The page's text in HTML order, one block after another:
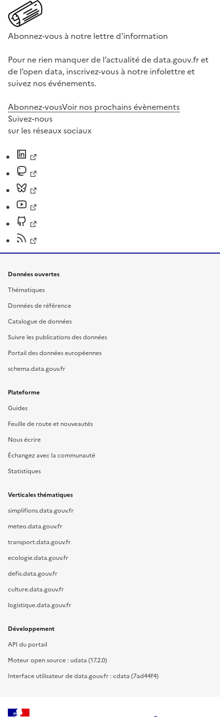
Abonnez-vous à notre lettre d'information
Pour ne rien manquer de l’actualité de data.gouv.fr et
de l’open data, inscrivez-vous à notre infolettre et
suivez nos événements.
Abonnez-vousVoir nos prochains évènements
Suivez-nous
sur les réseaux sociaux
Données ouvertes
Thématiques
Données de référence
Catalogue de données
Suivre les publications des données
Portail des données européennes
schema.data.gouv.fr
Plateforme
Guides
Feuille de route et nouveautés
Nous écrire
Échangez avec la communauté
Statistiques
Verticales thématiques
simplifions.data.gouv.fr
meteo.data.gouv.fr
transport.data.gouv.fr
ecologie.data.gouv.fr
defis.data.gouv.fr
culture.data.gouv.fr
logistique.data.gouv.fr
Développement
API du portail
Moteur open source : udata (17.2.0)
Interface utilisateur de data.gouv.fr : cdata (7ad44f4)